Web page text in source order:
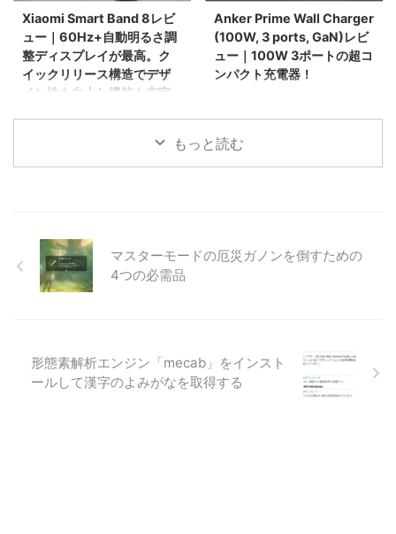
らお世話になっています。 そん
なSOUNDPEATSさんから今回は
商品サンプルをいただきましたの
でレビューしていきたいと思いま
さそうだなと思い購入してみまし
た。 というわけで今回は
SOUNDPEATSから新たに発売さ
れた『SOUNDPEATS AIR4
思います！ SOUNDPEATS AIR4
Xiaomi Smart Band 8レビ
ュー｜60Hz+自動明るさ調
整ディスプレイが最高。ク
イックリリース構造でデザ
イン性も向上し機能も充実
こんにちは。スマートバンド大好
き@sysnishi(しすにし)です。
ボクのもとにとてもいいニュース
が届きました。Xiaomi Smart
Band 8の発売です。 中国版は
2023/4に発表されていました
すがUK版も日本と同日9/27に発
売のようですので日本版と同じタ
Anker Prime Wall Charger
(100W, 3 ports, GaN)レビ
ュー｜100W 3ポートの超コ
ンパクト充電器！
出張、旅行、テレワーク、フリー
アドレス・・・PCライフを過ご
ブレットなど同時に充電が必要な
っとボクだけではないのではない
でしょうか ...
もっと読む
マスターモードの厄災ガノンを倒すための
4つの必需品
形態素解析エンジン「mecab」をインスト
ールして漢字のよみがなを取得する